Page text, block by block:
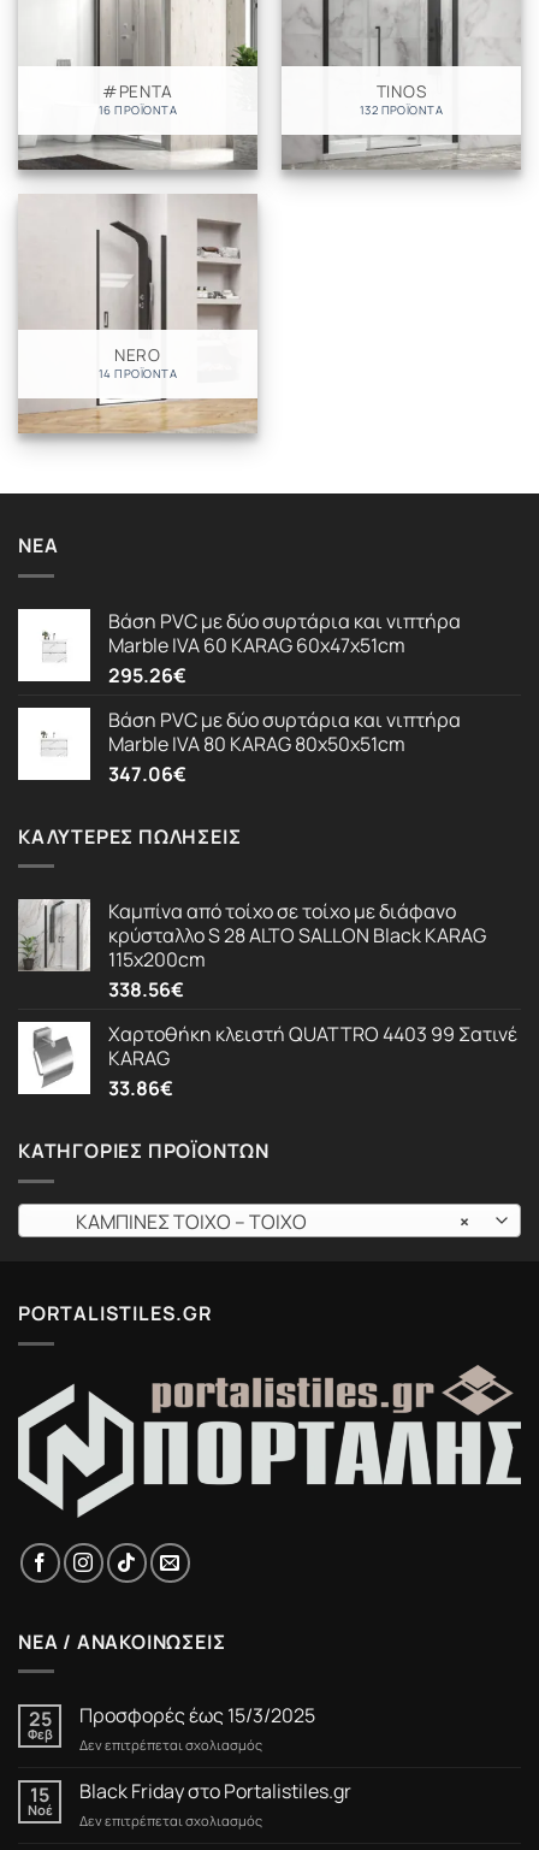
#PENTA
16 ΠΡΟΪΌΝΤΑ
TINOS
132 ΠΡΟΪΌΝΤΑ
NERO
14 ΠΡΟΪΌΝΤΑ
ΝΈΑ
Βάση PVC με δύο συρτάρια και νιπτήρα
Marble IVA 60 KARAG 60x47x51cm
295.26€
Βάση PVC με δύο συρτάρια και νιπτήρα
Marble IVA 80 KARAG 80x50x51cm
347.06€
ΚΑΛΎΤΕΡΕΣ ΠΩΛΉΣΕΙΣ
Καμπίνα από τοίχο σε τοίχο με διάφανο
κρύσταλλο S 28 ALTO SALLON Black KARAG
115x200cm
338.56€
Χαρτοθήκη κλειστή QUATTRO 4403 99 Σατινέ
KARAG
33.86€
ΚΑΤΗΓΟΡΊΕΣ ΠΡΟΪΌΝΤΩΝ
×
ΚΑΜΠΙΝΕΣ ΤΟΙΧΟ – ΤΟΙΧΟ
PORTALISTILES.GR
ΝΕΑ / ΑΝΑΚΟΙΝΩΣΕΙΣ
25
Φεβ
Προσφορές έως 15/3/2025
Δεν επιτρέπεται σχολιασμόςστο
έως
15/3/2025
15
Νοέ
Black Friday στο Portalistiles.gr
Δεν επιτρέπεται σχολιασμόςστο